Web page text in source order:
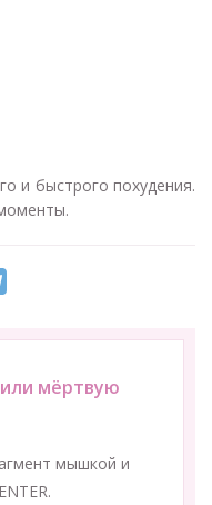
и быстрого похудения.
мёртвую
мышкой и